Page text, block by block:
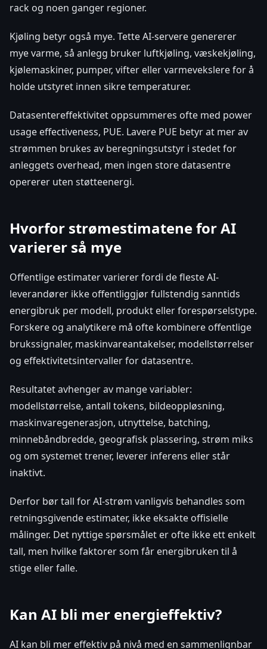
rack og noen ganger regioner.
Kjøling betyr også mye. Tette AI-servere genererer
mye varme, så anlegg bruker luftkjøling, væskekjøling,
kjølemaskiner, pumper, vifter eller varmevekslere for å
holde utstyret innen sikre temperaturer.
Datasentereffektivitet oppsummeres ofte med power
usage effectiveness, PUE. Lavere PUE betyr at mer av
strømmen brukes av beregningsutstyr i stedet for
anleggets overhead, men ingen store datasentre
opererer uten støtteenergi.
Hvorfor strømestimatene for AI
varierer så mye
Offentlige estimater varierer fordi de fleste AI-
leverandører ikke offentliggjør fullstendig sanntids
energibruk per modell, produkt eller forespørselstype.
Forskere og analytikere må ofte kombinere offentlige
brukssignaler, maskinvareantakelser, modellstørrelser
og effektivitetsintervaller for datasentre.
Resultatet avhenger av mange variabler:
modellstørrelse, antall tokens, bildeoppløsning,
maskinvaregenerasjon, utnyttelse, batching,
minnebåndbredde, geografisk plassering, strøm miks
og om systemet trener, leverer inferens eller står
inaktivt.
Derfor bør tall for AI-strøm vanligvis behandles som
retningsgivende estimater, ikke eksakte offisielle
målinger. Det nyttige spørsmålet er ofte ikke ett enkelt
tall, men hvilke faktorer som får energibruken til å
stige eller falle.
Kan AI bli mer energieffektiv?
AI kan bli mer effektiv på nivå med en sammenlignbar